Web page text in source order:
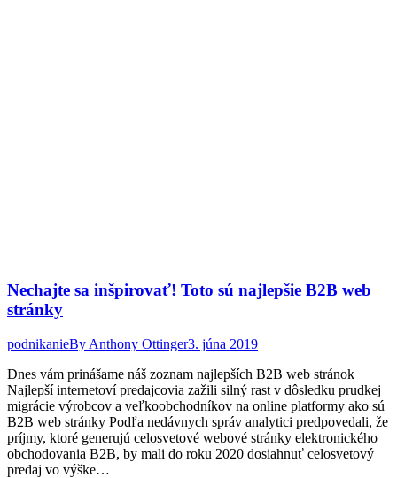
Nechajte sa inšpirovať! Toto sú najlepšie B2B web
stránky
podnikanieBy Anthony Ottinger3. júna 2019
Dnes vám prinášame náš zoznam najlepších B2B web stránok
Najlepší internetoví predajcovia zažili silný rast v dôsledku prudkej
migrácie výrobcov a veľkoobchodníkov na online platformy ako sú
B2B web stránky Podľa nedávnych správ analytici predpovedali, že
príjmy, ktoré generujú celosvetové webové stránky elektronického
obchodovania B2B, by mali do roku 2020 dosiahnuť celosvetový
predaj vo výške…